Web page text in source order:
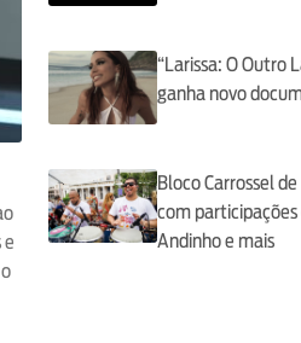
e
“Larissa: O Outro
ganha novo
Bloco Carrossel
com participações
Andinho e mais